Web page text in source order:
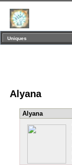
Uniques
Alyana
Alyana